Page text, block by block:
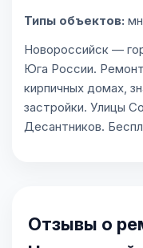
Типы объектов:
Новороссийск —
Юга России.
кирпичных домах,
застройки. Улицы
Десантников.
Отзывы о